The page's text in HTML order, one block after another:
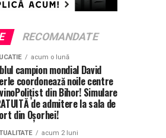
RECOMANDATE
acum o lună
campion mondial David
coordonează noile centre
din Bihor! Simulare
de admitere la sala de
din Oșorhei!
acum 2 luni